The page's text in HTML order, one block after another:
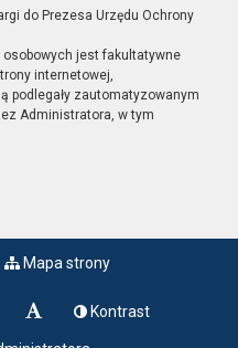
do Prezesa Urzędu Ochrony
osobowych jest fakultatywne
internetowej,
podlegały zautomatyzowanym
Administratora, w tym
Mapa strony
Kontrast